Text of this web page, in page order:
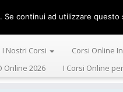
Centro Alta
I Nostri Corsi Corsi Online
Online 2026 I Corsi Online
continui ad utilizzare